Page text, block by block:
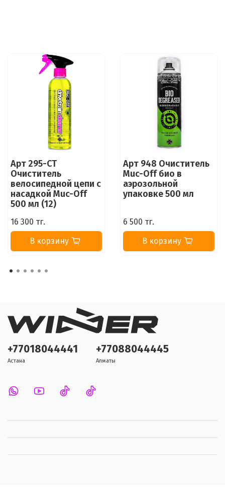
Арт 295-CT
Очиститель
велосипедной цепи с
насадкой Muc-Off
500 мл (12)
16 300 тг.
В корзину
Арт 948 Очиститель
Muc-Off био в
аэрозольной
упаковке 500 мл
6 500 тг.
В корзину
+77018044441
Астана
+77088044445
Алматы